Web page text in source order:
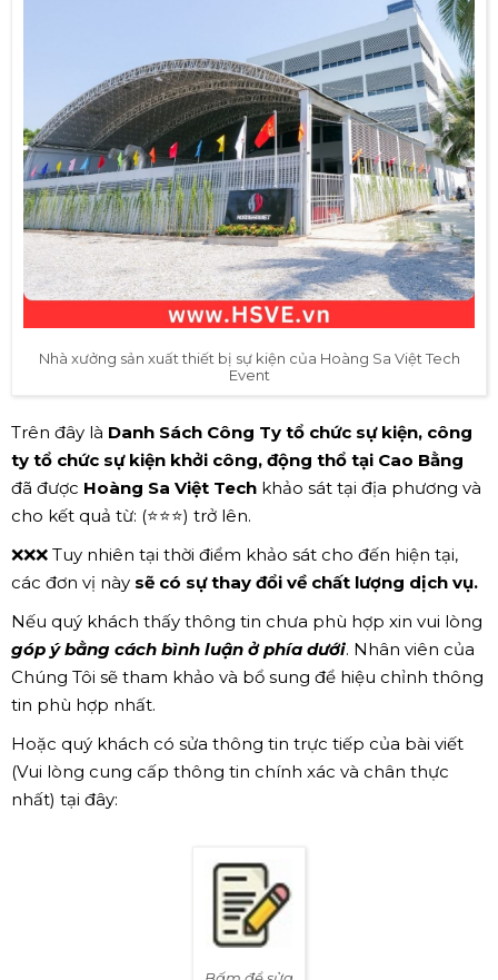
Nhà xưởng sản xuất thiết bị sự kiện của Hoàng Sa Việt Tech
Event
Trên đây là Danh Sách Công Ty tổ chức sự kiện, công
ty tổ chức sự kiện khởi công, động thổ tại Cao Bằng
đã được Hoàng Sa Việt Tech khảo sát tại địa phương và
cho kết quả từ: (⭐⭐⭐) trở lên.
❌❌❌ Tuy nhiên tại thời điểm khảo sát cho đến hiện tại,
các đơn vị này sẽ có sự thay đổi về chất lượng dịch vụ.
Nếu quý khách thấy thông tin chưa phù hợp xin vui lòng
góp ý bằng cách bình luận ở phía dưới. Nhân viên của
Chúng Tôi sẽ tham khảo và bổ sung để hiệu chỉnh thông
tin phù hợp nhất.
Hoặc quý khách có sửa thông tin trực tiếp của bài viết
(Vui lòng cung cấp thông tin chính xác và chân thực
nhất) tại đây: